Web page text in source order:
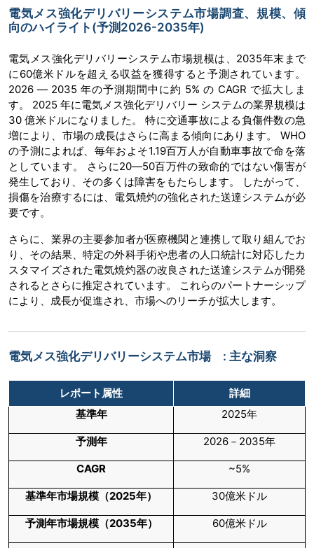
電気メス強化デリバリーシステム市場調査、規模、傾
向のハイライト(予測2026-2035年)
電気メス強化デリバリーシステム市場規模は、2035年末まで
に60億米ドルを超える収益を獲得すると予測されています。
2026 ― 2035 年の予測期間中に約 5% の CAGR で拡大しま
す。 2025 年に電気メス強化デリバリー システムの業界規模は
30 億米ドルになりました。 特に交通事故による負傷件数の急
増により、市場の成長はさらに高まる傾向にあります。 WHO
の予測によれば、毎年およそ1.19百万人が自動車事故で命を落
としています。 さらに20―50百万件の致命的ではない傷害が
発生しており、その多くは障害をもたらします。 したがって、
損傷を治療するには、電気焼灼の強化された送達システムが必
要です。
さらに、業界の主要参加者が医療機関と連携して取り組んでお
り、その結果、特定の外科手術や患者の人口統計に対応したカ
スタマイズされた電気焼灼器の改良された送達システムが開発
されるとさらに推定されています。 これらのパートナーシップ
により、成長が促進され、市場へのリーチが拡大します。
電気メス強化デリバリーシステム市場 : 主な洞察
レポート属性
詳細
基準年
2025年
予測年 2026－2035年
CAGR ~5%
基準年市場規模（2025年） 30億米ドル
予測年市場規模（2035年） 60億米ドル